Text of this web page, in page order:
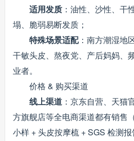
适用发质：油性、沙性、干
塌、脆弱易断发质；
特殊场景适配：南方潮湿地
干敏头皮、熬夜党、产后妈妈、
业者。
价格 & 购买渠道
线上渠道：京东自营、天猫
方旗舰店等全电商渠道都有销售
小样 + 头皮按摩梳 + SGS 检测报